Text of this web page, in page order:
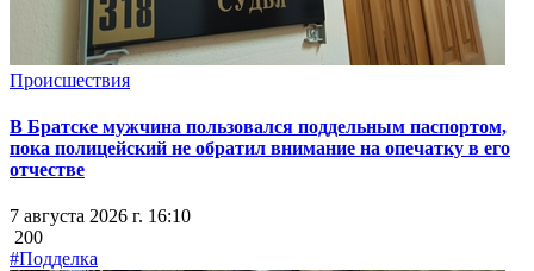
Происшествия
В Братске мужчина пользовался поддельным паспортом,
пока полицейский не обратил внимание на опечатку в его
отчестве
7 августа 2026 г. 16:10
200
#Подделка